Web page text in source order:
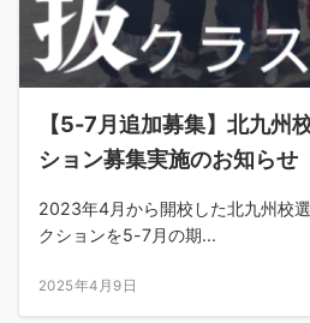
【5-7月追加募集】北九州
ション募集実施のお知らせ
2023年4月から開校した北九州校
クションを5-7月の期...
2025年4月9日